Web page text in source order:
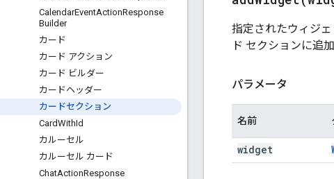
CalendarEventActionResponse
Builder
カード
カード アクション
カード ビルダー
カードヘッダー
カードセクション
CardWithId
カルーセル
カルーセル カード
ChatActionResponse
指定されたウィジ
ド セクションに追
パラメータ
名前
widget